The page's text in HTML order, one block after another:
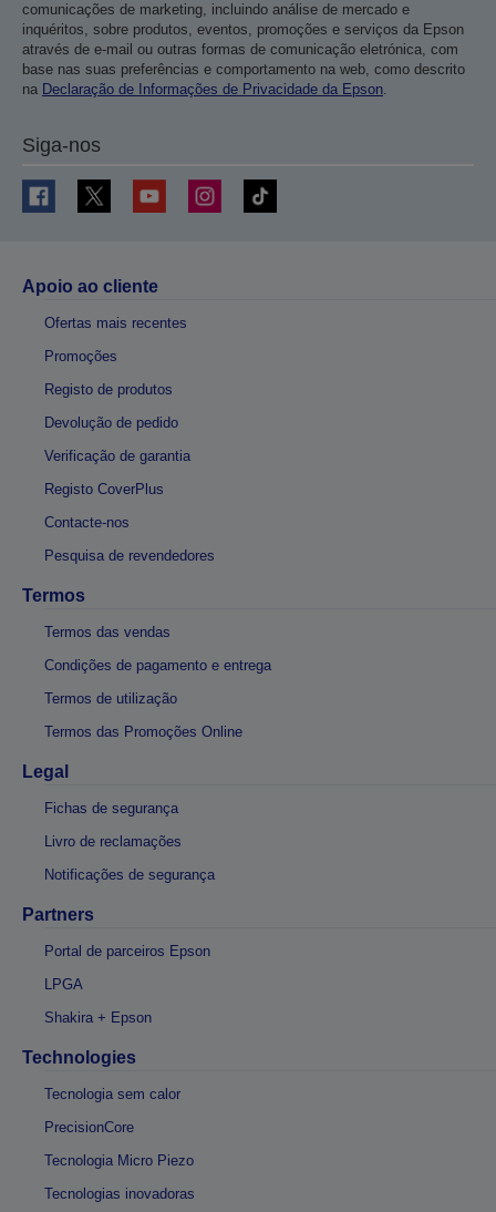
comunicações de marketing, incluindo análise de mercado e
inquéritos, sobre produtos, eventos, promoções e serviços da Epson
através de e-mail ou outras formas de comunicação eletrónica, com
base nas suas preferências e comportamento na web, como descrito
na Declaração de Informações de Privacidade da Epson.
Siga-nos
Apoio ao cliente
Ofertas mais recentes
Promoções
Registo de produtos
Devolução de pedido
Verificação de garantia
Registo CoverPlus
Contacte-nos
Pesquisa de revendedores
Termos
Termos das vendas
Condições de pagamento e entrega
Termos de utilização
Termos das Promoções Online
Legal
Fichas de segurança
Livro de reclamações
Notificações de segurança
Partners
Portal de parceiros Epson
LPGA
Shakira + Epson
Technologies
Tecnologia sem calor
PrecisionCore
Tecnologia Micro Piezo
Tecnologias inovadoras